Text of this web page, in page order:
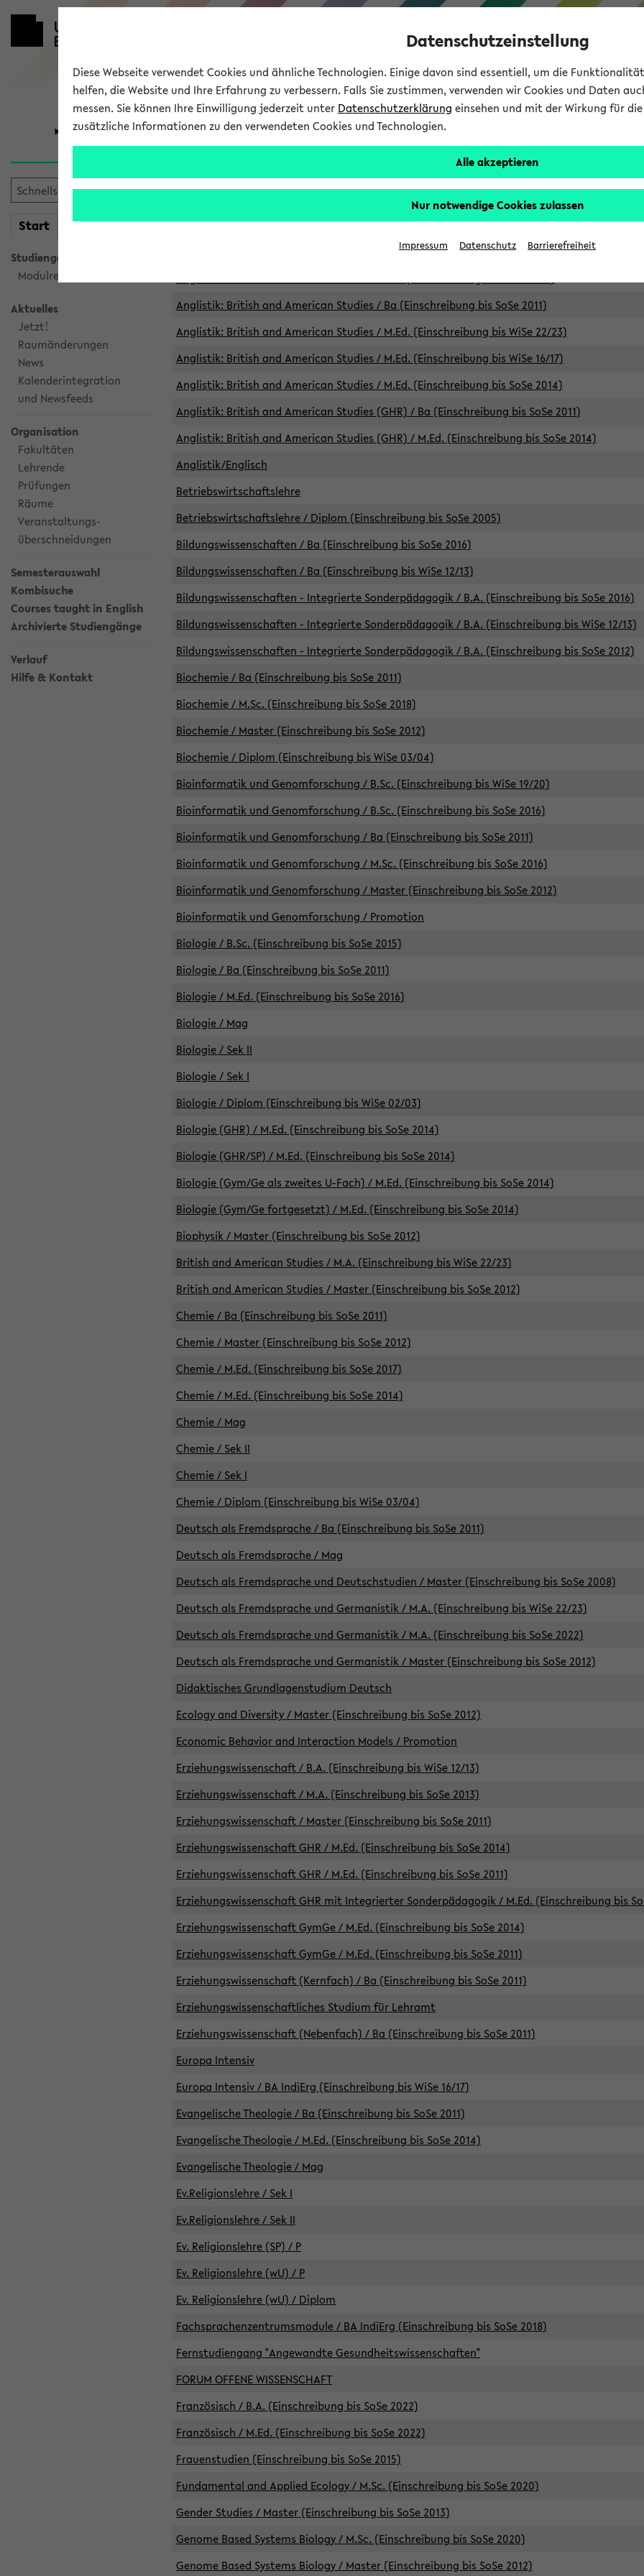
Universität Forschung Studium
Start meineKVV
Studiengangsauswahl
Modulrecherche
Aktuelles
Jetzt!
Raumänderungen
News
Kalenderintegration
und Newsfeeds
Organisation
Fakultäten
Lehrende
Prüfungen
Räume
Veranstaltungs-
überschneidungen
Semesterauswahl
Kombisuche
Courses taught in English
Archivierte Studiengänge
Verlauf
Hilfe & Kontakt
Archivierte Studiengänge
Anglistik: British and American Studies / B.A. (Einschreibung bis WiSe 16/17)
Anglistik: British and American Studies / B.A. (Einschreibung bis SoSe 2015)
Anglistik: British and American Studies / Ba (Einschreibung bis SoSe 2011)
Anglistik: British and American Studies / M.Ed. (Einschreibung bis WiSe 22/23)
Anglistik: British and American Studies / M.Ed. (Einschreibung bis WiSe 16/17)
Anglistik: British and American Studies / M.Ed. (Einschreibung bis SoSe 2014)
Anglistik: British and American Studies (GHR) / Ba (Einschreibung bis SoSe 2011)
Anglistik: British and American Studies (GHR) / M.Ed. (Einschreibung bis SoSe 2014)
Anglistik/Englisch
Betriebswirtschaftslehre
Betriebswirtschaftslehre / Diplom (Einschreibung bis SoSe 2005)
Bildungswissenschaften / Ba (Einschreibung bis SoSe 2016)
Bildungswissenschaften / Ba (Einschreibung bis WiSe 12/13)
Bildungswissenschaften - Integrierte Sonderpädagogik / B.A. (Einschreibung bis SoSe 2016)
Bildungswissenschaften - Integrierte Sonderpädagogik / B.A. (Einschreibung bis WiSe 12/13)
Bildungswissenschaften - Integrierte Sonderpädagogik / B.A. (Einschreibung bis SoSe 2012)
Biochemie / Ba (Einschreibung bis SoSe 2011)
Biochemie / M.Sc. (Einschreibung bis SoSe 2018)
Biochemie / Master (Einschreibung bis SoSe 2012)
Biochemie / Diplom (Einschreibung bis WiSe 03/04)
Bioinformatik und Genomforschung / B.Sc. (Einschreibung bis WiSe 19/20)
Bioinformatik und Genomforschung / B.Sc. (Einschreibung bis SoSe 2016)
Bioinformatik und Genomforschung / Ba (Einschreibung bis SoSe 2011)
Bioinformatik und Genomforschung / M.Sc. (Einschreibung bis SoSe 2016)
Bioinformatik und Genomforschung / Master (Einschreibung bis SoSe 2012)
Bioinformatik und Genomforschung / Promotion
Biologie / B.Sc. (Einschreibung bis SoSe 2015)
Biologie / Ba (Einschreibung bis SoSe 2011)
Biologie / M.Ed. (Einschreibung bis SoSe 2016)
Biologie / Mag
Biologie / Sek II
Biologie / Sek I
Biologie / Diplom (Einschreibung bis WiSe 02/03)
Biologie (GHR) / M.Ed. (Einschreibung bis SoSe 2014)
Biologie (GHR/SP) / M.Ed. (Einschreibung bis SoSe 2014)
Biologie (Gym/Ge als zweites U-Fach) / M.Ed. (Einschreibung bis SoSe 2014)
Biologie (Gym/Ge fortgesetzt) / M.Ed. (Einschreibung bis SoSe 2014)
Biophysik / Master (Einschreibung bis SoSe 2012)
British and American Studies / M.A. (Einschreibung bis WiSe 22/23)
British and American Studies / Master (Einschreibung bis SoSe 2012)
Chemie / Ba (Einschreibung bis SoSe 2011)
Chemie / Master (Einschreibung bis SoSe 2012)
Chemie / M.Ed. (Einschreibung bis SoSe 2017)
Chemie / M.Ed. (Einschreibung bis SoSe 2014)
Chemie / Mag
Chemie / Sek II
Chemie / Sek I
Chemie / Diplom (Einschreibung bis WiSe 03/04)
Deutsch als Fremdsprache / Ba (Einschreibung bis SoSe 2011)
Deutsch als Fremdsprache / Mag
Deutsch als Fremdsprache und Deutschstudien / Master (Einschreibung bis SoSe 2008)
Deutsch als Fremdsprache und Germanistik / M.A. (Einschreibung bis WiSe 22/23)
Deutsch als Fremdsprache und Germanistik / M.A. (Einschreibung bis SoSe 2022)
Deutsch als Fremdsprache und Germanistik / Master (Einschreibung bis SoSe 2012)
Didaktisches Grundlagenstudium Deutsch
Ecology and Diversity / Master (Einschreibung bis SoSe 2012)
Economic Behavior and Interaction Models / Promotion
Erziehungswissenschaft / B.A. (Einschreibung bis WiSe 12/13)
Erziehungswissenschaft / M.A. (Einschreibung bis SoSe 2013)
Erziehungswissenschaft / Master (Einschreibung bis SoSe 2011)
Erziehungswissenschaft GHR / M.Ed. (Einschreibung bis SoSe 2014)
Erziehungswissenschaft GHR / M.Ed. (Einschreibung bis SoSe 2011)
Erziehungswissenschaft GHR mit Integrierter Sonderpädagogik / M.Ed. (Einschreibung bis
Erziehungswissenschaft GymGe / M.Ed. (Einschreibung bis SoSe 2014)
Erziehungswissenschaft GymGe / M.Ed. (Einschreibung bis SoSe 2011)
Erziehungswissenschaft (Kernfach) / Ba (Einschreibung bis SoSe 2011)
Erziehungswissenschaftliches Studium für Lehramt
Erziehungswissenschaft (Nebenfach) / Ba (Einschreibung bis SoSe 2011)
Europa Intensiv
Europa Intensiv / BA IndiErg (Einschreibung bis WiSe 16/17)
Evangelische Theologie / Ba (Einschreibung bis SoSe 2011)
Evangelische Theologie / M.Ed. (Einschreibung bis SoSe 2014)
Evangelische Theologie / Mag
Ev.Religionslehre / Sek I
Ev.Religionslehre / Sek II
Ev. Religionslehre (SP) / P
Ev. Religionslehre (wU) / P
Ev. Religionslehre (wU) / Diplom
Fachsprachenzentrumsmodule / BA IndiErg (Einschreibung bis SoSe 2018)
Fernstudiengang "Angewandte Gesundheitswissenschaften"
FORUM OFFENE WISSENSCHAFT
Französisch / B.A. (Einschreibung bis SoSe 2022)
Französisch / M.Ed. (Einschreibung bis SoSe 2022)
Frauenstudien (Einschreibung bis SoSe 2015)
Fundamental and Applied Ecology / M.Sc. (Einschreibung bis SoSe 2020)
Gender Studies / Master (Einschreibung bis SoSe 2013)
Genome Based Systems Biology / M.Sc. (Einschreibung bis SoSe 2020)
Genome Based Systems Biology / Master (Einschreibung bis SoSe 2012)
Datenschutzeinstellung
Diese Webseite verwendet Cookies und ähnliche Technologien. Einige davon sind essentiell, um die
helfen, die Website und Ihre Erfahrung zu verbessern. Falls Sie zustimmen, verwenden wir Cookies und Daten
messen. Sie können Ihre Einwilligung jederzeit unter Datenschutzerklärung einsehen und mit der Wirkung für
zusätzliche Informationen zu den verwendeten Cookies und Technologien.
Alle akzeptieren
Nur notwendige Cookies zulassen
Impressum Datenschutz Barrierefreiheit